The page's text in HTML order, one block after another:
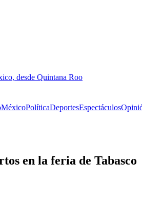
desde Quintana Roo
MéxicoPolíticaDeportesEspectáculos
en la feria de Tabasco